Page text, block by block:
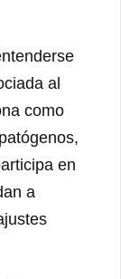
al
como
en
a